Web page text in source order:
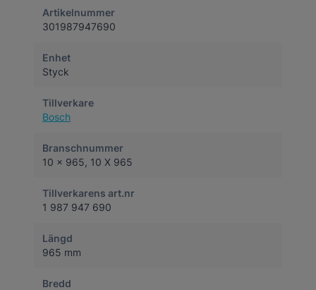
Artikelnummer
301987947690
Enhet
Styck
Tillverkare
Bosch
Branschnummer
10 x 965, 10 X 965
Tillverkarens art.nr
1 987 947 690
Längd
965 mm
Bredd